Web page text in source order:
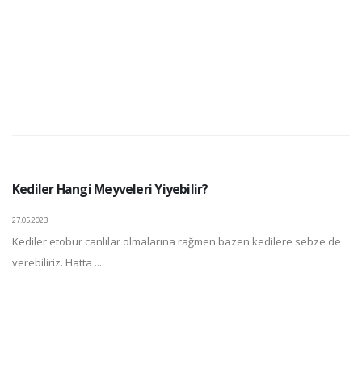
Kediler Hangi Meyveleri Yiyebilir?
27.05.2023
Kediler etobur canlılar olmalarına rağmen bazen kedilere sebze de
verebiliriz. Hatta ...